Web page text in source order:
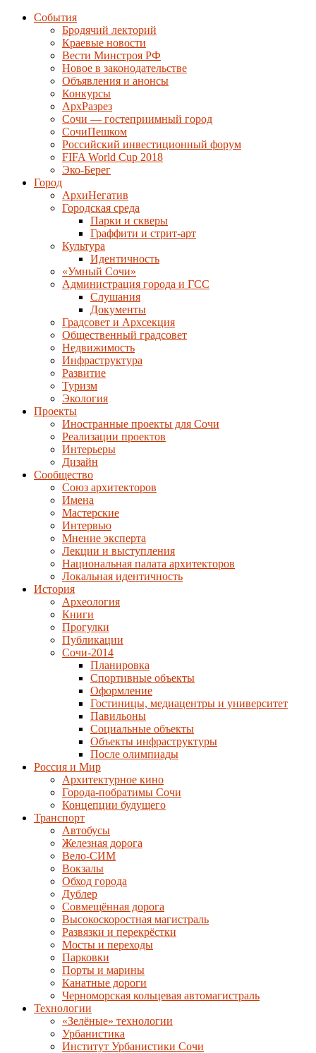
События
Бродячий лекторий
Краевые новости
Вести Минстроя РФ
Новое в законодательстве
Объявления и анонсы
Конкурсы
АрхРазрез
Сочи — гостеприимный город
СочиПешком
Российский инвестиционный форум
FIFA World Cup 2018
Эко-Берег
Город
АрхиНегатив
Городская среда
Парки и скверы
Граффити и стрит-арт
Культура
Идентичность
«Умный Сочи»
Администрация города и ГСС
Слушания
Документы
Градсовет и Архсекция
Общественный градсовет
Недвижимость
Инфраструктура
Развитие
Туризм
Экология
Проекты
Иностранные проекты для Сочи
Реализации проектов
Интерьеры
Дизайн
Сообщество
Союз архитекторов
Имена
Мастерские
Интервью
Мнение эксперта
Лекции и выступления
Национальная палата архитекторов
Локальная идентичность
История
Археология
Книги
Прогулки
Публикации
Сочи-2014
Планировка
Спортивные объекты
Оформление
Гостиницы, медиацентры и университет
Павильоны
Социальные объекты
Объекты инфраструктуры
После олимпиады
Россия и Мир
Архитектурное кино
Города-побратимы Сочи
Концепции будущего
Транспорт
Автобусы
Железная дорога
Вело-СИМ
Вокзалы
Обход города
Дублер
Совмещённая дорога
Высокоскоростная магистраль
Развязки и перекрёстки
Мосты и переходы
Парковки
Порты и марины
Канатные дороги
Черноморская кольцевая автомагистраль
Технологии
«Зелёные» технологии
Урбанистика
Институт Урбанистики Сочи